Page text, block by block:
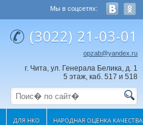
Мы в соцсетях:
(3022) 21-03-01
opzab@yandex.ru
г. Чита, ул. Генерала Белика, д. 1
5 этаж, каб. 517 и 518
ДЛЯ НКО НАРОДНАЯ ОЦЕНКА КАЧЕСТВА